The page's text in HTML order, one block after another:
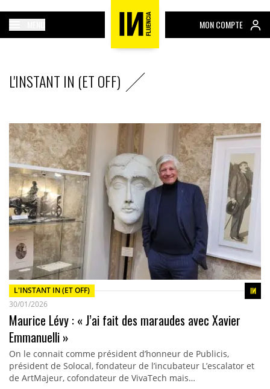
MON COMPTE
L'INSTANT IN (ET OFF)
L'INSTANT IN (ET OFF)
30/01/2026
Maurice Lévy : « J’ai fait des maraudes avec Xavier
Emmanuelli »
On le connait comme président d’honneur de Publicis,
président de Solocal, fondateur de l’incubateur L’escalator et
de ArtMajeur, cofondateur de VivaTech mais…